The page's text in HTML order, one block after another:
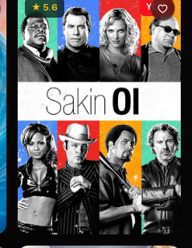
★ 5.6 YENİ